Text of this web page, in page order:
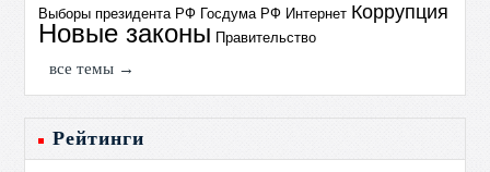
Выборы президента РФ Госдума РФ Интернет Коррупция
Новые законы Правительство
все темы →
Рейтинги